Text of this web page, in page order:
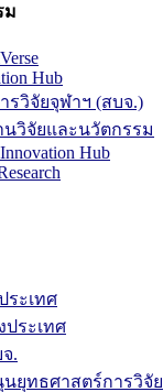
ม
Hub
รวิจัยจุฬาฯ (สบจ.)
นวิจัยและนวัตกรรม
Hub
ระเทศ
ประเทศ
.
ยุทธศาสตร์การวิจัย